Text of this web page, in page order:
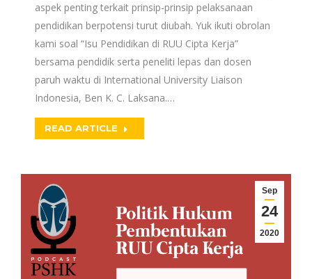
aspek penting terkait prinsip-prinsip pelaksanaan
pendidikan berpotensi turut diubah. Yuk ikuti obrolan
kami soal “Isu Pendidikan di RUU Cipta Kerja”
bersama pendidik serta peneliti lepas dan dosen
paruh waktu di International University Liaison
Indonesia, Ben K. C. Laksana.…
READ ARTICLE
Sep
24
2020